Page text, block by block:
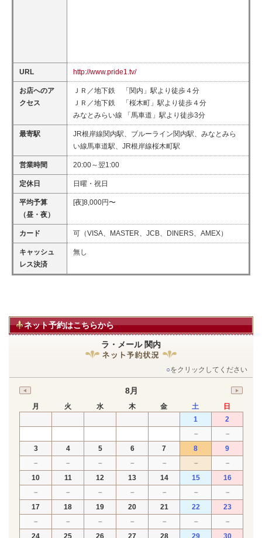
URL http://www.pride1.tv/
お店へのア
クセス
ＪＲ／地下鉄 「関内」駅より徒歩４分
ＪＲ／地下鉄 「桜木町」駅より徒歩４分
みなとみらい線 「馬車道」駅より徒歩3分
最寄駅
JR根岸線関内駅、ブルーライン関内駅、みなとみら
い線馬車道駅、JR根岸線桜木町駅
営業時間 20:00～翌1:00
定休日 日曜・祝日
平均予算
（昼・夜）
[夜]8,000円〜
カード 可（VISA、MASTER、JCB、DINERS、AMEX）
キャッシュ
レス決済
無し
ネット予約はこちらから
ラ・メール 関内
○をクリックしてください
8月
月 火 水 木 金 土
日
1
2
－
－
3
4 5 6 7 8
9
－
－ － － － －
－
10
11 12 13 14 15
16
－
－ － － － －
－
17
18 19 20 21 22
23
－
－ － － － －
－
24
25 26 27 28 29 30